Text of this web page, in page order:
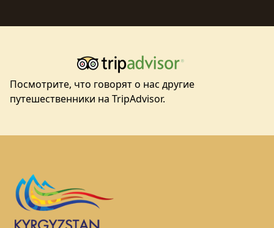
Посмотрите, что говорят о нас другие
путешественники на TripAdvisor.